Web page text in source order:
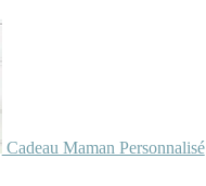
Cadeau Maman Personnalisé